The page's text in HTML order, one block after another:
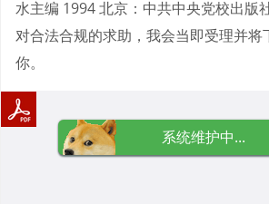
水主编 1994 北京：中共中央党校出版
对合法合规的求助，我会当即受理并将
你。
系统维护中...